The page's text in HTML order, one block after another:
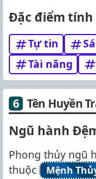
Đặc điểm
Tự tin
Tài năng
Tên Huyền
Ngũ hành
Phong thủy ngũ
thuộc
Mệnh